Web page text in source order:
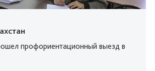
профориентационный выезд в